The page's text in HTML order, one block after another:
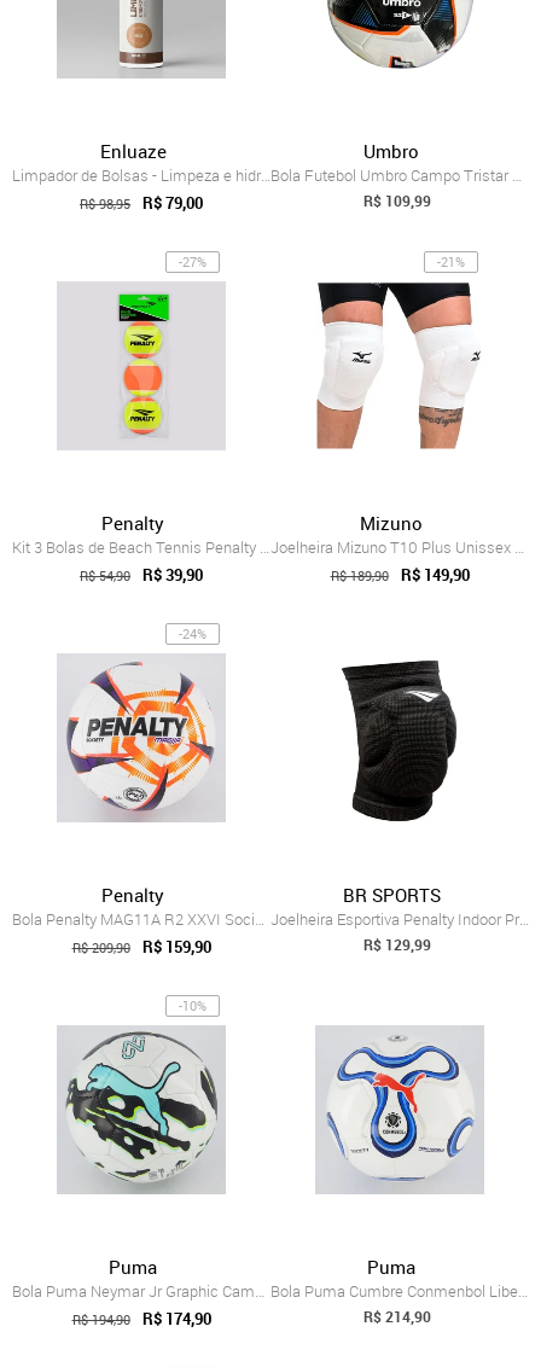
Enluaze
Limpador de Bolsas - Limpeza e hidrataçã...
R$ 98,95 R$ 79,00
Umbro
Bola Futebol Umbro Campo Tristar 27296u ...
R$ 109,99
-27%
Penalty
Kit 3 Bolas de Beach Tennis Penalty XXII
R$ 54,90 R$ 39,90
-21%
Mizuno
Joelheira Mizuno T10 Plus Unissex Branco
R$ 189,90 R$ 149,90
-24%
Penalty
Bola Penalty MAG11A R2 XXVI Society Branca
R$ 209,90 R$ 159,90
BR SPORTS
Joelheira Esportiva Penalty Indoor Pro Xxv
R$ 129,99
-10%
Puma
Bola Puma Neymar Jr Graphic Campo Preto
R$ 194,90 R$ 174,90
Puma
Bola Puma Cumbre Conmenbol Libertadores ...
R$ 214,90